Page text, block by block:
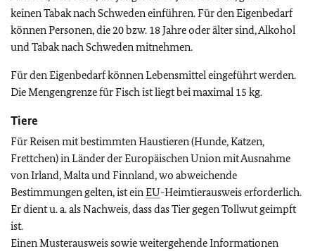
keinen Tabak nach Schweden einführen. Für den Eigenbedarf
können Personen, die 20 bzw. 18 Jahre oder älter sind, Alkohol
und Tabak nach Schweden mitnehmen.
Für den Eigenbedarf können Lebensmittel eingeführt werden.
Die Mengengrenze für Fisch ist liegt bei maximal 15 kg.
Tiere
Für Reisen mit bestimmten Haustieren (Hunde, Katzen,
Frettchen) in Länder der Europäischen Union mit Ausnahme
von Irland, Malta und Finnland, wo abweichende
Bestimmungen gelten, ist einEU-Heimtierausweis erforderlich.
Er dient u. a. als Nachweis, dass das Tier gegen Tollwut geimpft
ist.
Einen Musterausweis sowie weitergehende Informationen